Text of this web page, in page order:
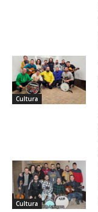
Cultura
Cultura